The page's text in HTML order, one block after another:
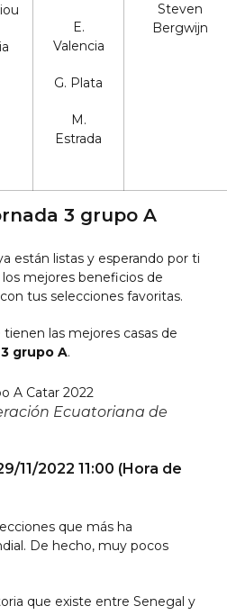
E.
Valencia
G. Plata
M.
Estrada
Steven
Bergwijn
3 grupo A
están listas y esperando por ti
mejores beneficios de
tus selecciones favoritas.
las mejores casas de
grupo A.
Ecuatoriana de
11/2022 11:00 (Hora de
que más ha
De hecho, muy pocos
que existe entre Senegal y